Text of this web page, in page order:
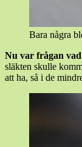
Bara några
Nu var frågan
släkten skulle
att ha, så i de